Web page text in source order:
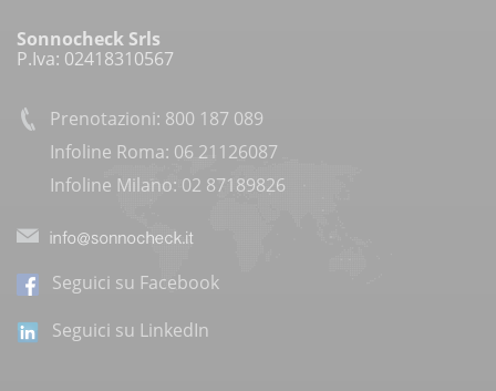
Sonnocheck Srls
P.Iva: 02418310567
Prenotazioni: 800 187 089
Infoline Roma: 06 21126087
Infoline Milano: 02 87189826
Seguici su Facebook
Seguici su LinkedIn